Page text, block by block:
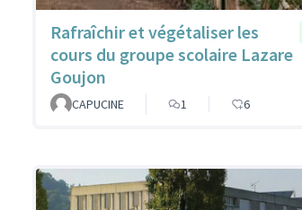
Rafraîchir et végétaliser les
cours du groupe scolaire Lazare
Goujon
CAPUCINE 1 6